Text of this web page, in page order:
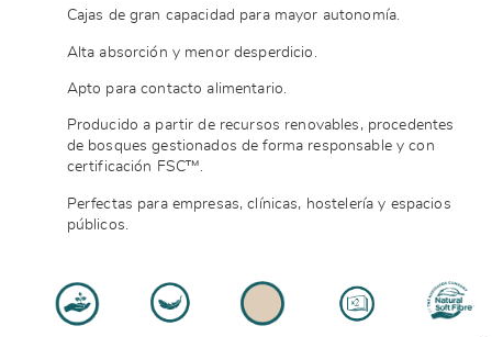
Cajas de gran capacidad para mayor autonomía.
Alta absorción y menor desperdicio.
Apto para contacto alimentario.
Producido a partir de recursos renovables, procedentes
de bosques gestionados de forma responsable y con
certificación FSC™.
Perfectas para empresas, clínicas, hostelería y espacios
públicos.